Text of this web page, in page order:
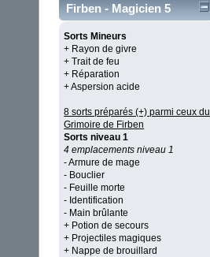
Firben - Magicien 5
Sorts Mineurs
+ Rayon de givre
+ Trait de feu
+ Réparation
+ Aspersion acide
8 sorts préparés (+) parmi ceux du
Grimoire de Firben
Sorts niveau 1
4 emplacements niveau 1
- Armure de mage
- Bouclier
- Feuille morte
- Identification
- Main brûlante
+ Potion de secours
+ Projectiles magiques
+ Nappe de brouillard